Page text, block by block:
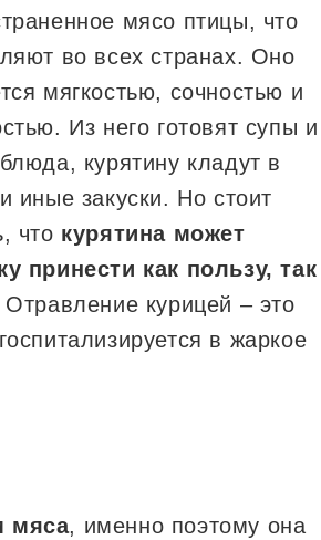
мясо птицы, что
во всех странах. Оно
мягкостью, сочностью и
Из него готовят супы и
курятину кладут в
иные закуски. Но стоит
что курятина может
принести как пользу, так
Отравление курицей – это
в жаркое
мяса, именно поэтому она